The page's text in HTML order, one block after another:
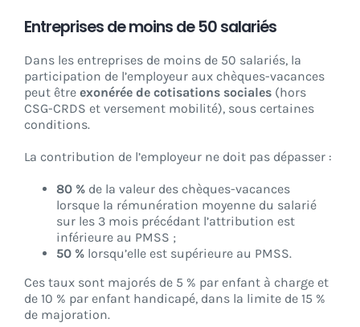
Entreprises de moins de 50 salariés
Dans les entreprises de moins de 50 salariés, la
participation de l’employeur aux chèques-vacances
peut être exonérée de cotisations sociales (hors
CSG-CRDS et versement mobilité), sous certaines
conditions.
La contribution de l’employeur ne doit pas dépasser :
80 % de la valeur des chèques-vacances
lorsque la rémunération moyenne du salarié
sur les 3 mois précédant l’attribution est
inférieure au PMSS ;
50 % lorsqu’elle est supérieure au PMSS.
Ces taux sont majorés de 5 % par enfant à charge et
de 10 % par enfant handicapé, dans la limite de 15 %
de majoration.